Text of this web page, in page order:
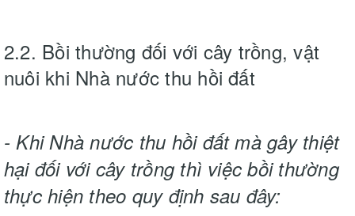
2.2. Bồi thường đối với cây trồng, vật
nuôi khi Nhà nước thu hồi đất
- Khi Nhà nước thu hồi đất mà gây thiệt
hại đối với cây trồng thì việc bồi thường
thực hiện theo quy định sau đây: